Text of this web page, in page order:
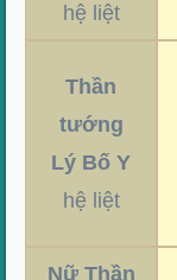
hệ liệt
Thần
tướng
Lý Bố Y
hệ liệt
Nữ Thần